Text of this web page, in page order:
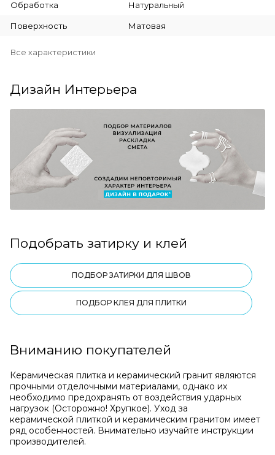
Обработка Натуральный
Поверхность Матовая
Все характеристики
Дизайн Интерьера
Подобрать затирку и клей
ПОДБОР ЗАТИРКИ ДЛЯ ШВОВ
ПОДБОР КЛЕЯ ДЛЯ ПЛИТКИ
Вниманию покупателей
Керамическая плитка и керамический гранит являются
прочными отделочными материалами, однако их
необходимо предохранять от воздействия ударных
нагрузок (Осторожно! Хрупкое). Уход за
керамической плиткой и керамическим гранитом имеет
ряд особенностей. Внимательно изучайте инструкции
производителей.